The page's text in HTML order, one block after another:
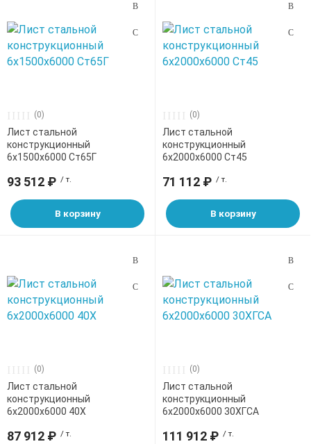
(0)
Лист стальной
конструкционный
6х1500х6000 Ст65Г
93 512 ₽ / т.
В корзину
(0)
Лист стальной
конструкционный
6х2000х6000 Ст45
71 112 ₽ / т.
В корзину
(0)
Лист стальной
конструкционный
6х2000х6000 40Х
87 912 ₽ / т.
(0)
Лист стальной
конструкционный
6х2000х6000 30ХГСА
111 912 ₽ / т.